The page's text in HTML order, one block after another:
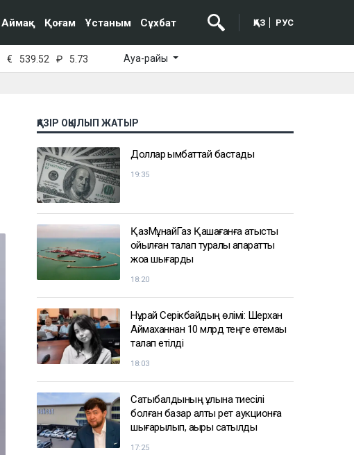
Аймақ Қоғам Ұстаным Сұхбат ҚАЗ РУС
€ 539.52 ₽ 5.73 Ауа-райы
ҚАЗІР ОҚЫЛЫП ЖАТЫР
Доллар қымбаттай бастады
19:35
ҚазМұнайГаз Қашағанға қатысты
қойылған талап туралы ақпаратты
жоққа шығарды
18:20
Нұрай Серікбайдың өлімі: Шерхан
Аймаханнан 10 млрд теңге өтемақы
талап етілді
18:03
Сатыбалдының ұлына тиесілі
болған базар алты рет аукционға
шығарылып, ақыры сатылды
17:25